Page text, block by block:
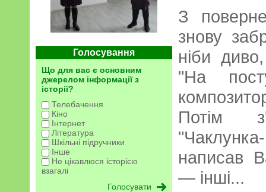
Голосування
Що для вас є основним
джерелом інформації з
історії?
Телебачення
Кіно
Інтернет
Література
Шкільні підручники
Інше
Не цікавлюся історією
взагалі
З
знову
ніби
"На
Потім
написав
— інші...